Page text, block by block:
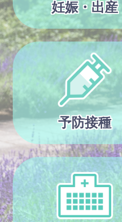
妊娠・出産
予防接種